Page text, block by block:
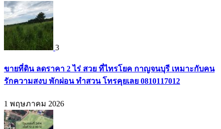
3
ขายที่ดิน ลดราคา 2 ไร่ สวย ที่ไทรโยค กาญจนบุรี เหมาะกับคน
รักความสงบ พักผ่อน ทำสวน โทรคุยเลย 0810117012
1 พฤษภาคม 2026